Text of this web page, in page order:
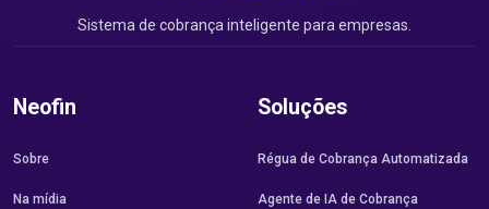
Sistema de cobrança inteligente para empresas.
Neofin
Sobre
Na mídia
Soluções
Régua de Cobrança Automatizada
Agente de IA de Cobrança